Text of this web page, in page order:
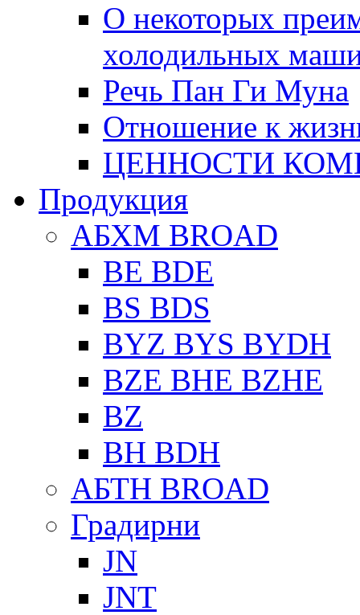
О некоторых
холодильных
Речь Пан Ги Муна
Отношение к
ЦЕННОСТИ
Продукция
АБХМ BROAD
BE BDE
BS BDS
BYZ BYS BYDH
BZE BHE BZHE
BZ
BH BDH
АБТН BROAD
Градирни
JN
JNT